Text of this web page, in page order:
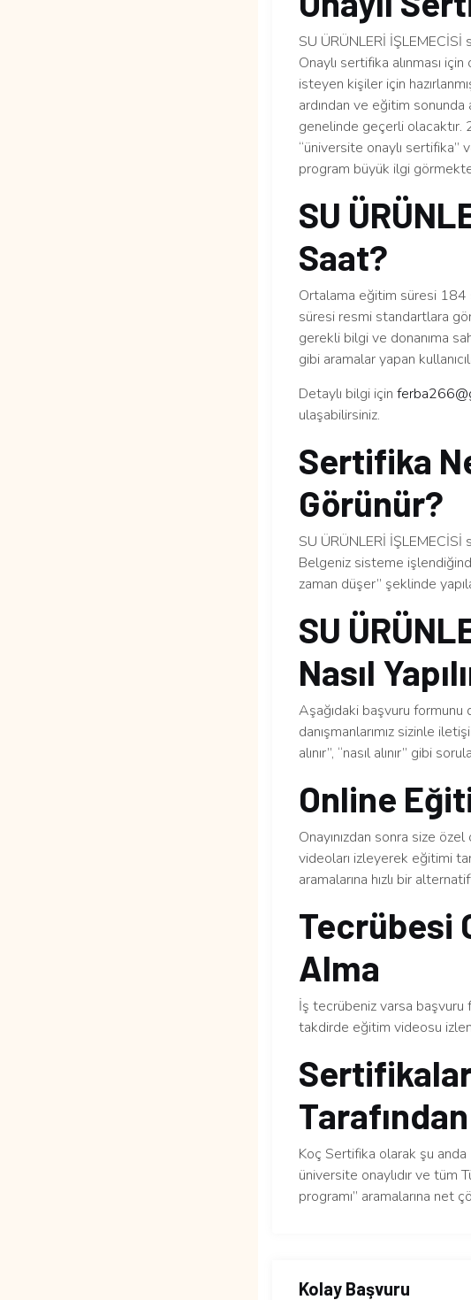
SU ÜRÜNLERİ
Onaylı sertifika alınması
isteyen kişiler için
ardından ve eğitim
genelinde geçerli olacaktır.
“üniversite onaylı sertifika”
program büyük ilgi
SU
Saat?
Ortalama eğitim süresi 184
süresi resmi standartlara
gerekli bilgi ve donanıma
gibi aramalar yapan
Detaylı bilgi için
ulaşabilirsiniz.
Sertifika
Görünür?
SU ÜRÜNLERİ
Belgeniz sisteme
zaman düşer” şeklinde
SU
Nasıl
Aşağıdaki başvuru formunu
danışmanlarımız sizinle
alınır”, “nasıl alınır” gibi
Online
Onayınızdan sonra size
videoları izleyerek eğitimi
aramalarına hızlı bir
Tecrübesi
Alma
İş tecrübeniz varsa başvuru
takdirde eğitim videosu
Koç Sertifika olarak şu
üniversite onaylıdır ve tüm
programı” aramalarına net
Kolay Başvuru